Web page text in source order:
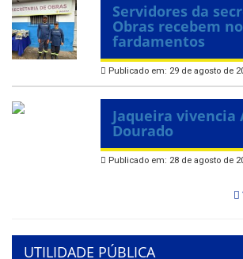
Servidores da
Obras recebem
fardamentos
Publicado em: 29 de agosto de
Jaqueira vivencia
Dourado
Publicado em: 28 de agosto de
UTILIDADE PÚBLICA